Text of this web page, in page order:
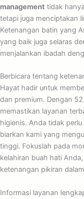
management tidak
tetapi juga menciptakan
Ketenangan batin yang
yang baik juga selaras
menjalankan ibadah
Berbicara tentang
Hayat hadir untuk
dan premium. Dengan
memastikan layanan
higienis. Anda tidak
biarkan kami yang
tinggi. Fokuslah pada
kelahiran buah hati
ketenangan pikiran
Informasi layanan